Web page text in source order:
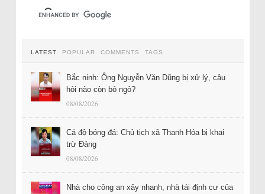
LATEST POPULAR COMMENTS TAGS
Bắc ninh: Ông Nguyễn Văn Dũng bị xử lý, câu
hỏi nào còn bỏ ngỏ?
08/08/2026
Cá độ bóng đá: Chủ tịch xã Thanh Hóa bị khai
trừ Đảng
08/08/2026
Nhà cho công an xây nhanh, nhà tái định cư của